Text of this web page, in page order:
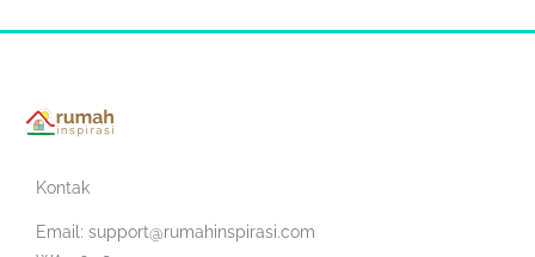
Kontak
Email: support@rumahinspirasi.com